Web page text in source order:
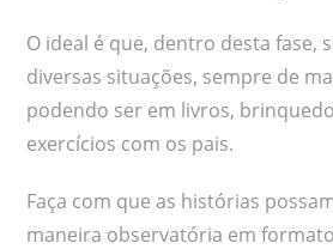
O ideal é que, dentro desta fase,
diversas situações, sempre de
podendo ser em livros,
exercícios com os pais.
Faça com que as histórias
maneira observatória em